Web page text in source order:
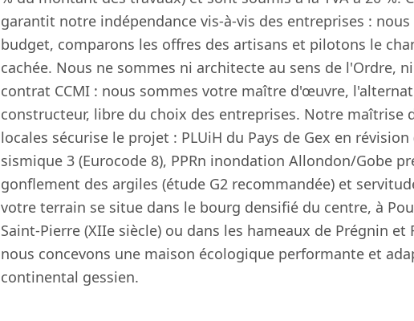
garantit notre indépendance vis-à-vis des entreprises :
budget, comparons les offres des artisans et pilotons le
cachée. Nous ne sommes ni architecte au sens de l'Ordre,
contrat CCMI : nous sommes votre maître d'œuvre,
constructeur, libre du choix des entreprises. Notre maîtrise
locales sécurise le projet : PLUiH du Pays de Gex en révision
sismique 3 (Eurocode 8), PPRn inondation Allondon/Gobe
gonflement des argiles (étude G2 recommandée) et
votre terrain se situe dans le bourg densifié du centre, à
Saint-Pierre (XIIe siècle) ou dans les hameaux de Prégnin et
nous concevons une maison écologique performante et
continental gessien.